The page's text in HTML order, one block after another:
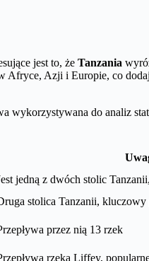
jest to, że Tanzania
Afryce, Azji i Europie, co
wykorzystywana do analiz
jedną z dwóch stolic
stolica Tanzanii,
przez nią 13 rzek
rzeka Liffey,